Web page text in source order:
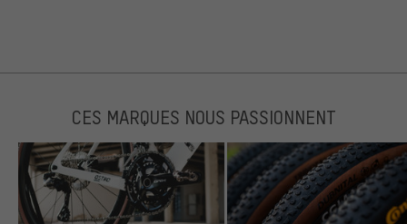
CES MARQUES NOUS PASSIONNENT